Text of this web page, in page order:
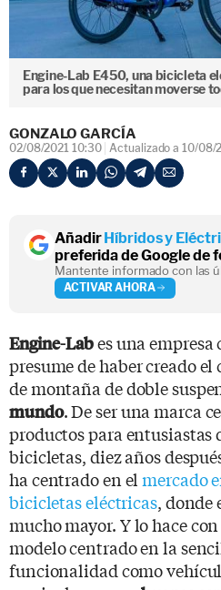
Engine-Lab E450, una bicicleta
para los que necesitan moverse
GONZALO GARCÍA
02/08/2021 10:30 Actualizado a 10/08/
AñadirHíbridos y
preferida de Google de
Mantente informado con las
ACTIVAR AHORA
Engine-Labes una empresa
presume de haber creado
de montaña de doble
mundo. De ser una marca
productos para entusiastas
bicicletas, diez años
ha centrado en elmercado
bicicletas eléctricas, donde
mucho mayor. Y lo hace
modelo centrado en la
funcionalidad como